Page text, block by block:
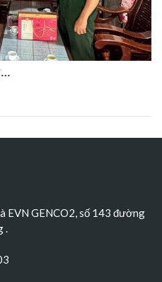
EVN GENCO2, số 143 đường